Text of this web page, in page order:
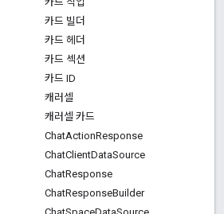
카드 빌더
카드 헤더
카드 섹션
카드 ID
캐러셀
캐러셀 카드
ChatActionResponse
ChatClientDataSource
ChatResponse
ChatResponseBuilder